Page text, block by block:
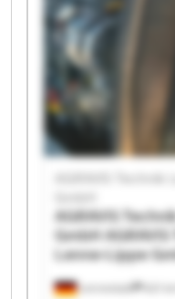
AGRAVIS Technik
Technik Lenne-
Lippe GmbH
AGRAVIS Technik
Technik Lenne-
Lippe GmbH
Lennestadt
AGRAVIS Technik
AGRAVIS
GmbH
Lenne-Lippe